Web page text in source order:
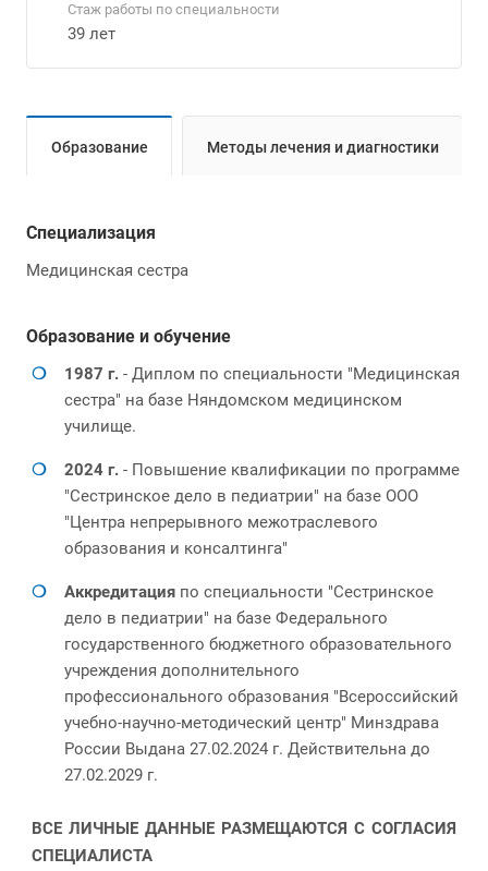
Стаж работы по специальности
39 лет
Образование Методы лечения и диагностики
Специализация
Медицинская сестра
Образование и обучение
1987 г. - Диплом по специальности "Медицинская
сестра" на базе Няндомском медицинском
училище.
2024 г. - Повышение квалификации по программе
"Сестринское дело в педиатрии" на базе ООО
"Центра непрерывного межотраслевого
образования и консалтинга"
Аккредитация по специальности "Сестринское
дело в педиатрии" на базе Федерального
государственного бюджетного образовательного
учреждения дополнительного
профессионального образования "Всероссийский
учебно-научно-методический центр" Минздрава
России Выдана 27.02.2024 г. Действительна до
27.02.2029 г.
ВСЕ ЛИЧНЫЕ ДАННЫЕ РАЗМЕЩАЮТСЯ С СОГЛАСИЯ
СПЕЦИАЛИСТА